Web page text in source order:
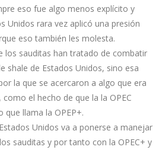
eso fue algo menos explícito y
Unidos rara vez aplicó una presión
eso también les molesta.
los sauditas han tratado de combatir
shale de Estados Unidos, sino esa
la que se acercaron a algo que era
el hecho de que la la OPEC
que llama la OPEP+.
Unidos va a ponerse a manejar
sauditas y por tanto con la OPEC+ y